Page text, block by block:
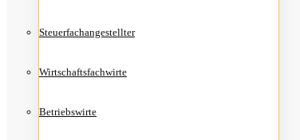
Steu­er­fach­an­ge­stell­ter
Wirt­schafts­fach­wir­te
Betriebs­wir­te